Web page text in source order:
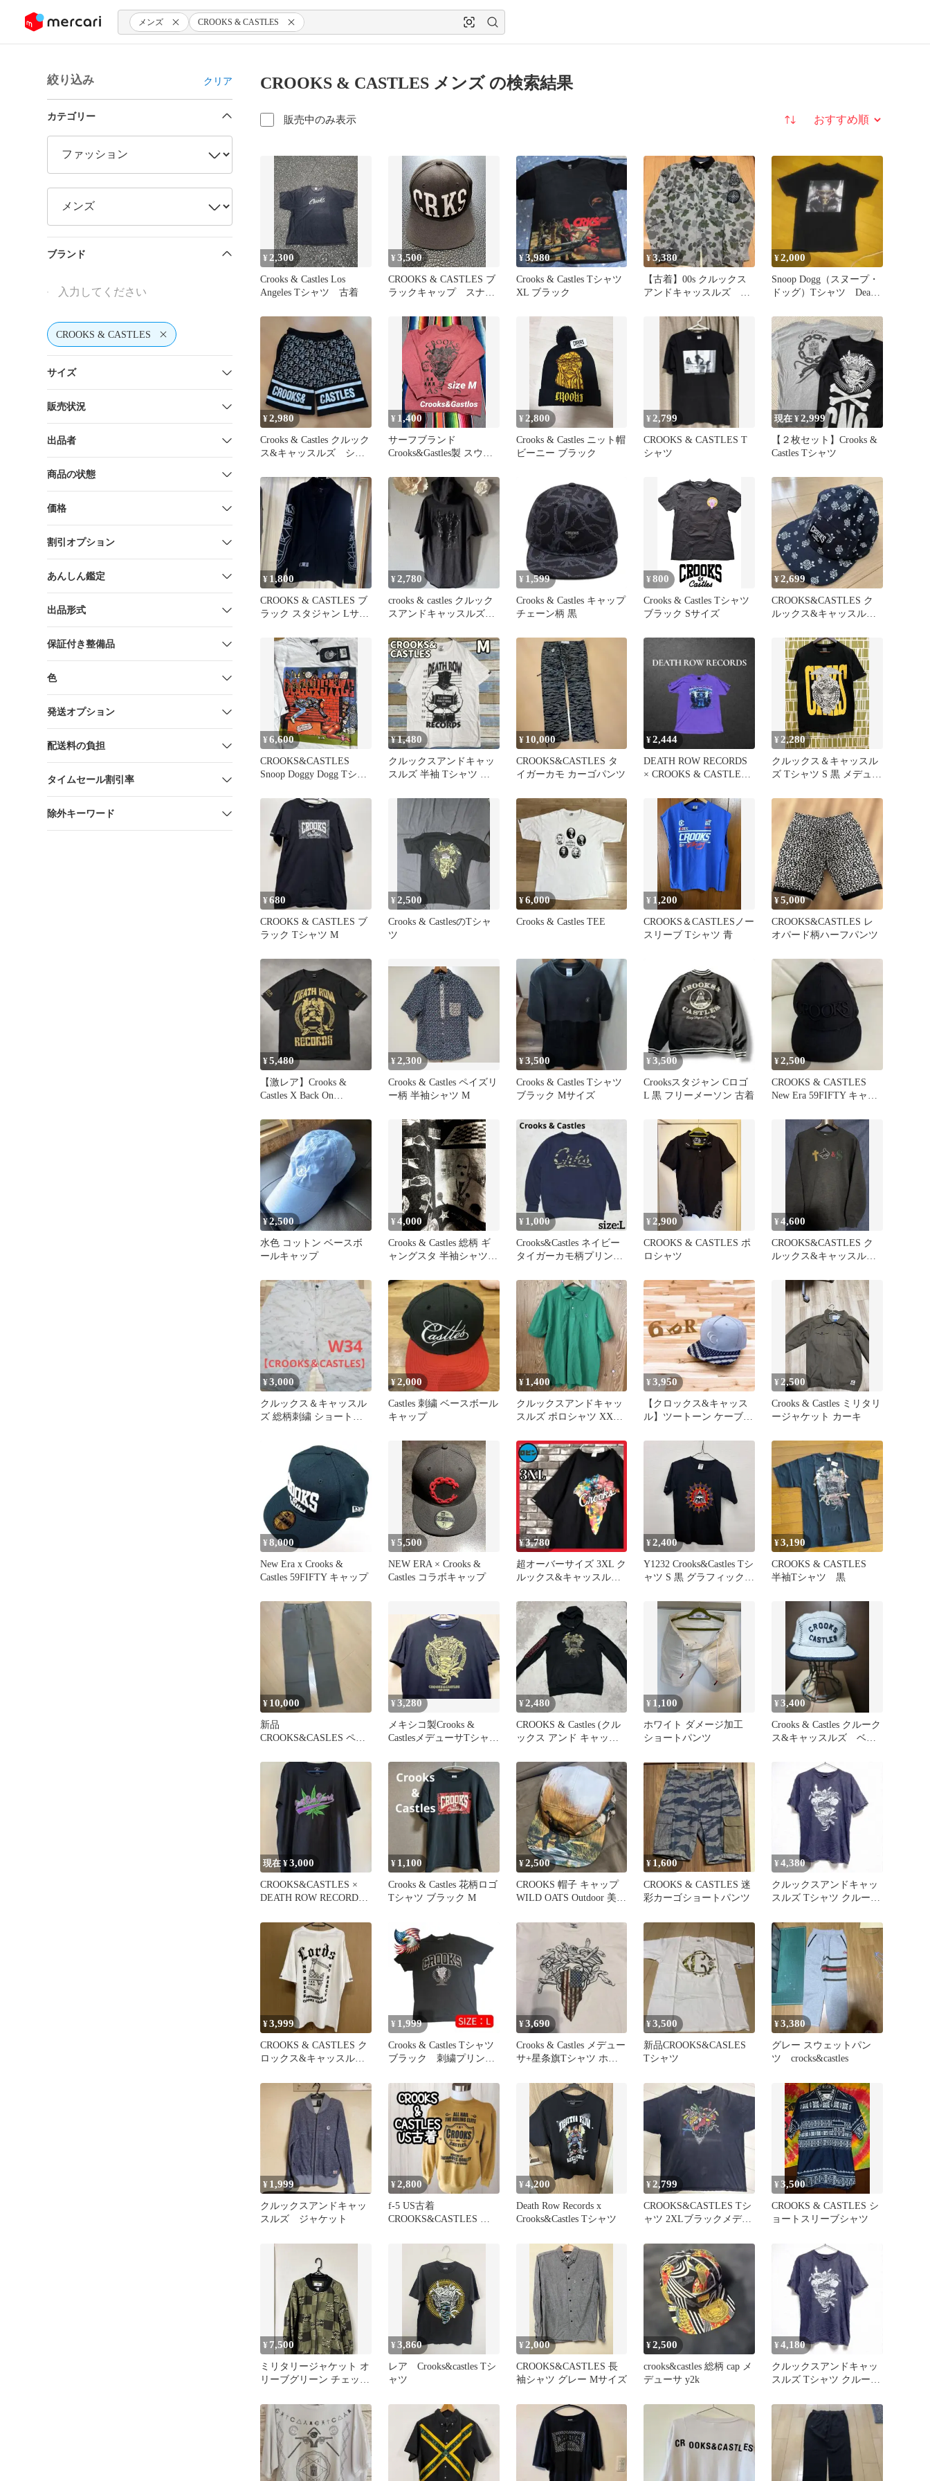
ツにスキップ メンズ CROOKS & CASTLES
絞り込み クリア
カテゴリー
ブランド
CROOKS & CASTLES
サイズ
販売状況
出品者
商品の状態
価格
割引オプション
あんしん鑑定
出品形式
保証付き整備品
色
発送オプション
配送料の負担
タイムセール割引率
除外キーワード
CROOKS & CASTLES メンズ の検索結果
販売中のみ表示 並び替え
¥ 2,300
Crooks & Castles Los
Angeles Tシャツ 古着
¥3,500
CROOKS & CASTLES ブ
ラックキャップ スナッ
¥3,980
Crooks & Castles Tシャツ
XL ブラック
¥3,380
【古着】00s クルックス
アンドキャッスルズ ジ
ーカモ
¥2,000
Snoop Dogg（スヌープ・
ドッグ）Tシャツ Death
¥2,980
Crooks & Castles クルック
ス&キャッスルズ ショ
¥ 1,400
サーフブランド
Crooks&Gastles製 スウェ
¥ 2,800
Crooks & Castles ニット帽
ビーニー ブラック
¥ 2,799
CROOKS & CASTLES T
シャツ
現在 ¥2,999
【２枚セット】Crooks &
Castles Tシャツ
¥ 1,800
CROOKS & CASTLES ブ
ラック スタジャン Lサイ
¥2,780
crooks & castles クルック
スアンドキャッスルズ
¥ 1,599
Crooks & Castles キャップ
チェーン柄 黒
¥800
Crooks & Castles Tシャツ
ブラック Sサイズ
¥2,699
CROOKS&CASTLES ク
ルックス&キャッスルズ
¥6,600
CROOKS&CASTLES
Snoop Doggy Dogg Tシャ
¥1,480
クルックスアンドキャッ
スルズ 半袖 Tシャツ ホ
【え739
¥ 10,000
CROOKS&CASTLES タ
イガーカモ カーゴパンツ
¥2,444
DEATH ROW RECORDS
× CROOKS & CASTLEST
¥ 2,280
クルックス＆キャッスル
ズ Tシャツ S 黒 メデュー
¥680
CROOKS & CASTLES ブ
ラック Tシャツ M
¥2,500
Crooks & CastlesのTシャ
ツ
¥6,000
Crooks & Castles TEE
¥ 1,200
CROOKS＆CASTLESノー
スリーブ Tシャツ 青
¥5,000
CROOKS&CASTLES レ
オパード柄ハーフパンツ
¥5,480
【激レア】Crooks &
Castles X Back On
¥2,300
Crooks & Castles ペイズリ
ー柄 半袖シャツ M
¥3,500
Crooks & Castles Tシャツ
ブラック Mサイズ
¥ 3,500
Crooksスタジャン Cロゴ
L 黒 フリーメーソン 古着
¥2,500
CROOKS & CASTLES
New Era 59FIFTY キャッ
¥2,500
水色 コットン ベースボ
ールキャップ
¥4,000
Crooks & Castles 総柄 ギ
ャングスタ 半袖シャツ L
¥ 1,000
Crooks&Castles ネイビー
タイガーカモ柄プリント
¥ 2,900
CROOKS & CASTLES ポ
ロシャツ
¥4,600
CROOKS&CASTLES ク
ルックス&キャッスルズ
¥3,000
クルックス＆キャッスル
ズ 総柄刺繍 ショートパ
¥2,000
Castles 刺繍 ベースボール
キャップ
¥ 1,400
クルックスアンドキャッ
スルズ ポロシャツ XXL
刺繍
¥3,950
【クロックス&キャッス
ル】ツートーン ケーブル
ップ 青
¥ 2,500
Crooks & Castles ミリタリ
ージャケット カーキ
¥8,000
New Era x Crooks &
Castles 59FIFTY キャップ
¥5,500
NEW ERA × Crooks &
Castles コラボキャップ
¥3,780
超オーバーサイズ 3XL ク
ルックス&キャッスルズ
¥2,400
Y1232 Crooks&Castles Tシ
ャツ S 黒 グラフィックプ
ドキャッスルズ 古着卸
アメリカ仕入
¥3,190
CROOKS & CASTLES
半袖Tシャツ 黒
¥ 10,000
新品
CROOKS&CASLES ペイ
¥3,280
メキシコ製Crooks &
CastlesメデューサTシャツ
¥2,480
CROOKS & Castles (クル
ックス アンド キャッス
¥ 1,100
ホワイト ダメージ加工
ショートパンツ
¥3,400
Crooks & Castles クルーク
ス&キャッスルズ ベー
現在 ¥3,000
CROOKS&CASTLES ×
DEATH ROW RECORDS
¥ 1,100
Crooks & Castles 花柄ロゴ
Tシャツ ブラック M
¥2,500
CROOKS 帽子 キャップ
WILD OATS Outdoor 美術
¥ 1,600
CROOKS & CASTLES 迷
彩カーゴショートパンツ
¥4,380
クルックスアンドキャッ
スルズ Tシャツ クルーネ
黒
¥3,999
CROOKS & CASTLES ク
ロックス&キャッスルズ
¥ 1,999
Crooks & Castles Tシャツ
ブラック 刺繍プリン
¥3,690
Crooks & Castles メデュー
サ+星条旗Tシャツ ホワ
¥3,500
新品CROOKS&CASLES
Tシャツ
¥3,380
グレー スウェットパン
ツ crocks&castles
¥ 1,999
クルックスアンドキャッ
スルズ ジャケット
¥2,800
f-5 US古着
CROOKS&CASTLES ク
ルズ
¥4,200
Death Row Records x
Crooks&Castles Tシャツ
¥2,799
CROOKS&CASTLES Tシ
ャツ 2XLブラックメデュ
¥3,500
CROOKS & CASTLES シ
ョートスリーブシャツ
¥ 7,500
ミリタリージャケット オ
リーブグリーン チェック
¥3,860
レア Crooks&castles Tシ
ャツ
¥2,000
CROOKS&CASTLES 長
袖シャツ グレー Mサイズ
¥2,500
crooks&castles 総柄 cap メ
デューサ y2k
¥4,180
クルックスアンドキャッ
スルズ Tシャツ クルーネ
黒